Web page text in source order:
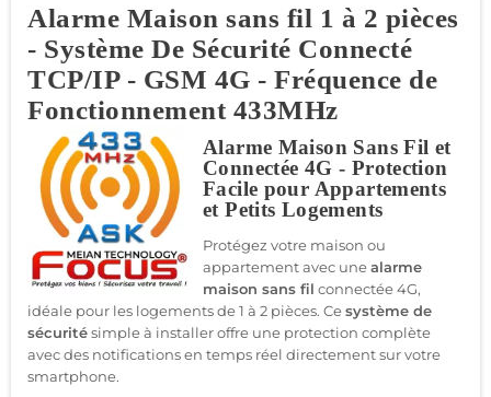
Alarme Maison sans fil 1 à 2 pièces
- Système De Sécurité Connecté
TCP/IP - GSM 4G - Fréquence de
Fonctionnement 433MHz
Alarme Maison Sans Fil et
Connectée 4G - Protection
Facile pour Appartements
et Petits Logements
Protégez votre maison ou
appartement avec unealarme
maison sans fil connectée 4G,
idéale pour les logements de 1 à 2 pièces. Cesystème de
sécuritésimple à installer offre une protection complète
avec des notifications en temps réel directement sur votre
smartphone.